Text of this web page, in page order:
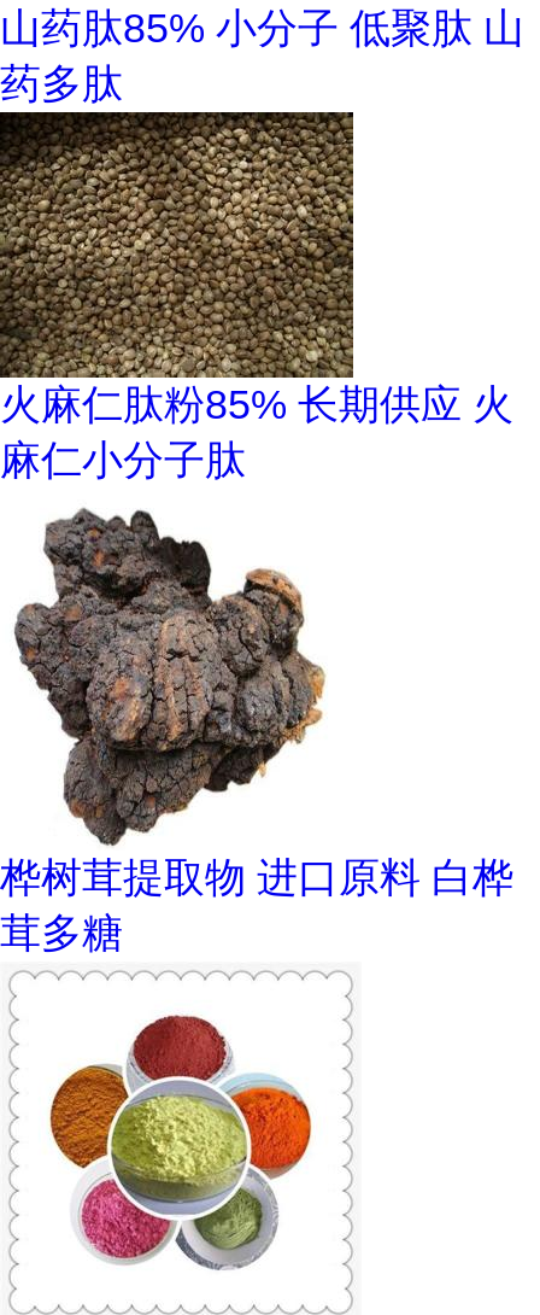
山药肽85% 小分子 低聚肽 山
药多肽
火麻仁肽粉85% 长期供应 火
麻仁小分子肽
桦树茸提取物 进口原料 白桦
茸多糖